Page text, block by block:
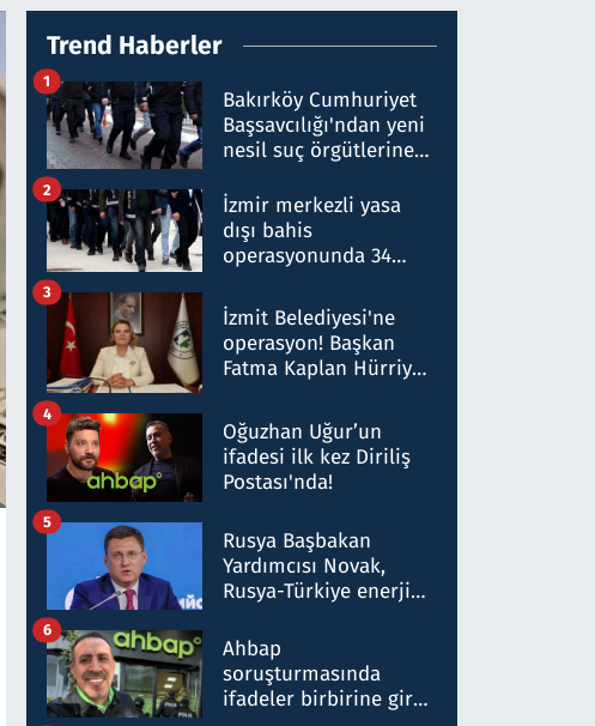
Trend Haberler
Bakırköy Cumhuriyet
Başsavcılığı'ndan yeni
nesil suç örgütlerine
hakkında gözaltı kararı
1
İzmir merkezli yasa
dışı bahis
operasyonunda 34
Milyar liralık para
trafiği tespit edildi
2
İzmit Belediyesi'ne
operasyon! Başkan
Fatma Kaplan Hürriyet
3
Oğuzhan Uğur’un
ifadesi ilk kez Diriliş
Postası'nda!
4
Rusya Başbakan
Yardımcısı Novak,
Rusya-Türkiye enerji
nitelikte olduğunu
belirtti
5
Ahbap
soruşturmasında
ifadeler birbirine girdi:
6